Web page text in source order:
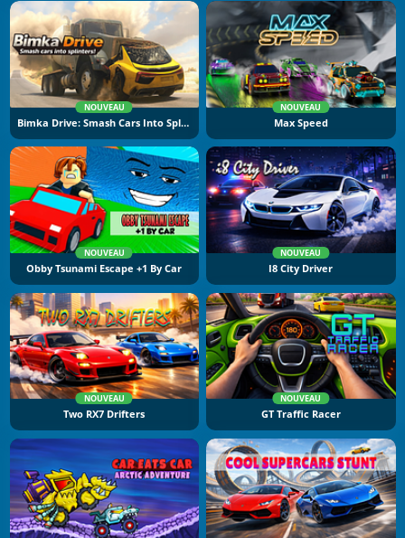
NOUVEAU
Bimka Drive: Smash Cars Into Splinters
NOUVEAU
Max Speed
NOUVEAU
Obby Tsunami Escape +1 By Car
NOUVEAU
I8 City Driver
NOUVEAU
Two RX7 Drifters
NOUVEAU
GT Traffic Racer